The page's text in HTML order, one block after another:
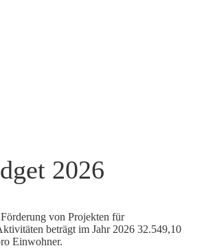
2026
von Projekten für
beträgt im Jahr 2026 32.549,10
Einwohner.